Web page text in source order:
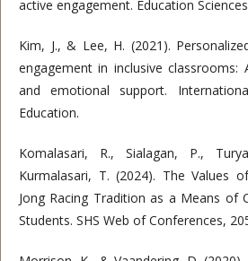
active engagement. Education
Kim, J., & Lee, H. (2021).
engagement in inclusive
and emotional support.
Education.
Komalasari, R., Sialagan, P.,
Kurmalasari, T. (2024). The Values
Jong Racing Tradition as a Means of
Students. SHS Web of Conferences,